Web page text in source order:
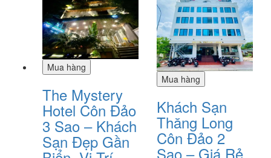
Mua hàng
The Mystery
Hotel Côn Đảo
3 Sao – Khách
Sạn Đẹp Gần
Mua hàng
Khách Sạn
Thăng Long
Côn Đảo 2
Sao – Giá Rẻ